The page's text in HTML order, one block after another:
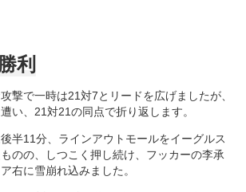
利
撃で一時は21対7とリードを広げましたが、
い、21対21の同点で折り返します。
半11分、ラインアウトモールをイーグルス
のの、しつこく押し続け、フッカーの李承
右に雪崩れ込みました。